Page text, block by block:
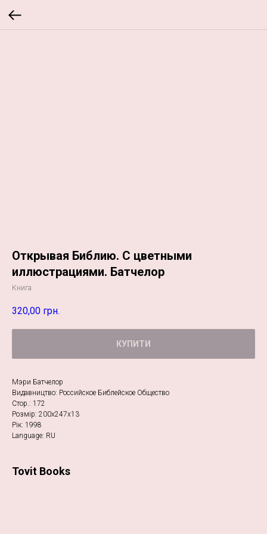
Открывая Библию. С цветными
иллюстрациями. Батчелор
Книга
320,00 грн.
КУПИТИ
Мэри Батчелор
Видавництво: Российское Библейское Общество
Стор.: 172
Розмір: 200х247х13
Рік: 1998
Language: RU
Tovit Books